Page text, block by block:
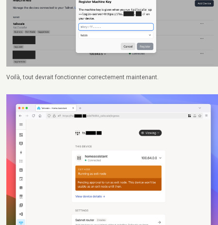
Voilà, tout devrait fonctionner correctement maintenant.